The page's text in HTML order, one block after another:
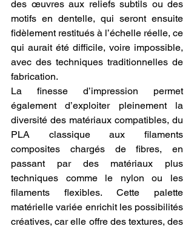
des œuvres aux reliefs subtils ou des
motifs en dentelle, qui seront ensuite
fidèlement restitués à l’échelle réelle, ce
qui aurait été difficile, voire impossible,
avec des techniques traditionnelles de
fabrication.
La finesse d’impression permet
également d’exploiter pleinement la
diversité des matériaux compatibles, du
PLA classique aux filaments
composites chargés de fibres, en
passant par des matériaux plus
techniques comme le nylon ou les
filaments flexibles. Cette palette
matérielle variée enrichit les possibilités
créatives, car elle offre des textures, des